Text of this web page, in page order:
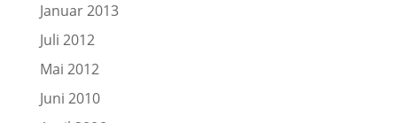
Januar 2013
Juli 2012
Mai 2012
Juni 2010